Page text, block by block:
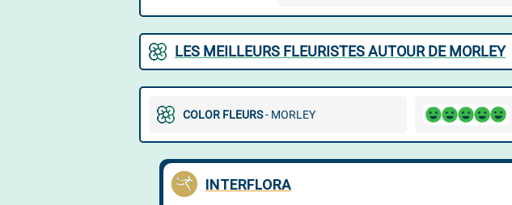
LES MEILLEURS FLEURISTES AUTOUR DE MORLEY
COLOR FLEURS- MORLEY